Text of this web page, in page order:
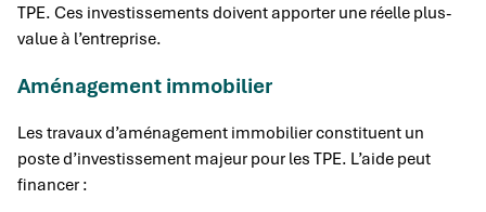
TPE. Ces investissements doivent apporter une réelle plus-
value à l’entreprise.
Aménagement immobilier
Les travaux d’aménagement immobilier constituent un
poste d’investissement majeur pour les TPE. L’aide peut
financer :